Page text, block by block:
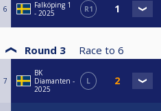
6
Falköping 1
- 2025
R1
Round 3 Race to 6
7
BK
Diamanten -
2025
L